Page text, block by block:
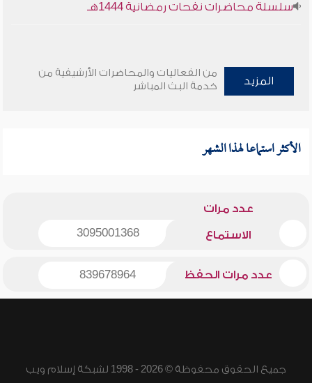
سلسلة محاضرات نفحات رمضانية 1444هـ
المزيد
من الفعاليات والمحاضرات الأرشيفية من
خدمة البث المباشر
الأكثر استماعا لهذا الشهر
عدد مرات
الاستماع 3095001368
عدد مرات الحفظ 839678964
جميع الحقوق محفوظة © 2026 - 1998 لشبكة إسلام ويب